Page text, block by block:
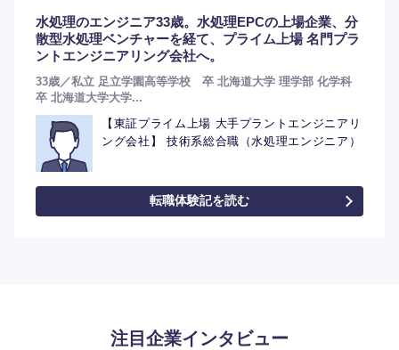
水処理のエンジニア33歳。水処理EPCの上場企業、分
散型水処理ベンチャーを経て、プライム上場 名門プラ
ントエンジニアリング会社へ。
33歳／私立 足立学園高等学校 卒 北海道大学 理学部 化学科
卒 北海道大学大学...
【東証プライム上場 大手プラントエンジニアリ
ング会社】 技術系総合職（水処理エンジニア）
転職体験記を読む
注目企業インタビュー